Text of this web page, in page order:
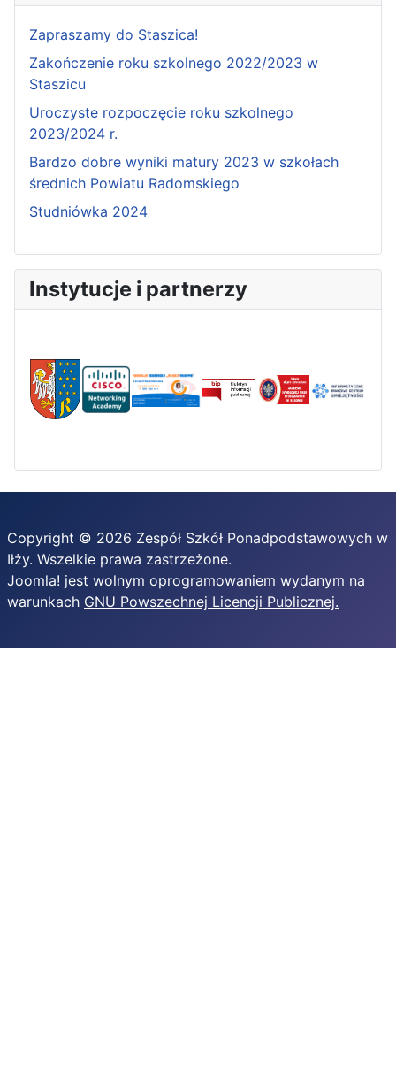
Zapraszamy do Staszica!
Zakończenie roku szkolnego 2022/2023 w
Staszicu
Uroczyste rozpoczęcie roku szkolnego
2023/2024 r.
Bardzo dobre wyniki matury 2023 w szkołach
średnich Powiatu Radomskiego
Studniówka 2024
Instytucje i partnerzy
Copyright © 2026 Zespół Szkół Ponadpodstawowych w
Iłży. Wszelkie prawa zastrzeżone.
Joomla! jest wolnym oprogramowaniem wydanym na
warunkach GNU Powszechnej Licencji Publicznej.